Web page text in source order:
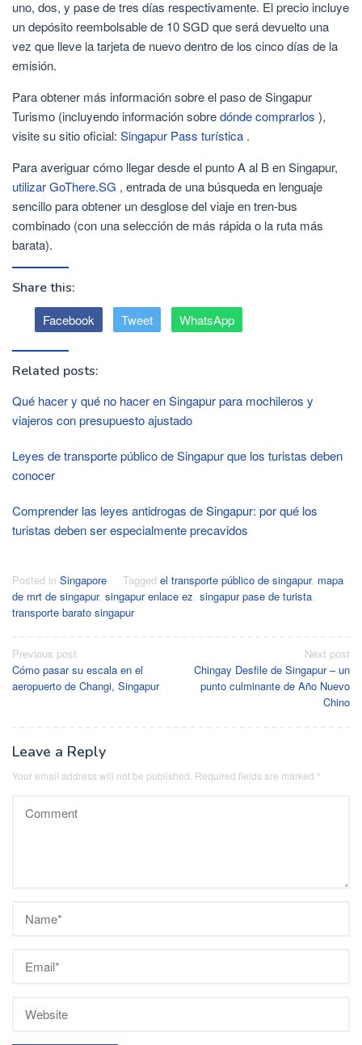
uno, dos, y pase de tres días respectivamente. El precio incluye
un depósito reembolsable de 10 SGD que será devuelto una
vez que lleve la tarjeta de nuevo dentro de los cinco días de la
emisión.
Para obtener más información sobre el paso de Singapur
Turismo (incluyendo información sobredónde comprarlos ),
visite su sitio oficial: Singapur Pass turística .
Para averiguar cómo llegar desde el punto A al B en Singapur,
utilizar GoThere.SG , entrada de una búsqueda en lenguaje
sencillo para obtener un desglose del viaje en tren-bus
combinado (con una selección de más rápida o la ruta más
barata).
Share this:
Facebook Tweet WhatsApp
Related posts:
Qué hacer y qué no hacer en Singapur para mochileros y
viajeros con presupuesto ajustado
Leyes de transporte público de Singapur que los turistas deben
conocer
Comprender las leyes antidrogas de Singapur: por qué los
turistas deben ser especialmente precavidos
Posted in Singapore Tagged el transporte público de singapur, mapa
de mrt de singapur, singapur enlace ez, singapur pase de turista,
transporte barato singapur
Post
navigation
Previous post
Cómo pasar su escala en el
aeropuerto de Changi, Singapur
Next post
Chingay Desfile de Singapur – un
punto culminante de Año Nuevo
Chino
Leave a Reply
Your email address will not be published. Required fields are marked *